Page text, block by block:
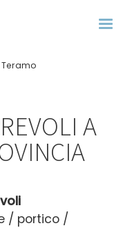
Teramo
A
/ portico /